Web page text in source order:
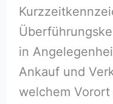
in
Ankauf und
welchem